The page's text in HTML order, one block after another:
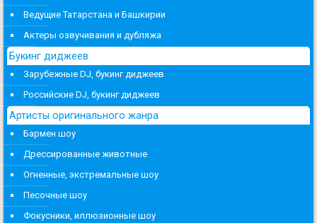
Ведущие Татарстана и Башкирии
Актеры озвучивания и дубляжа
Букинг диджеев
Зарубежные DJ, букинг диджеев
Российские DJ, букинг диджеев
Артисты оригинального жанра
Бармен шоу
Дрессированные животные
Огненные, экстремальные шоу
Песочные шоу
Фокусники, иллюзионные шоу